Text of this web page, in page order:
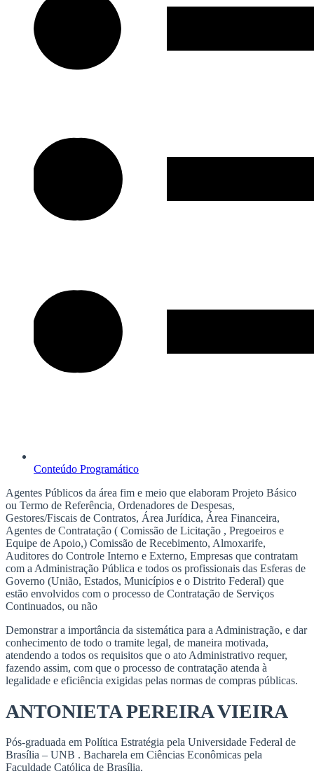
Conteúdo Programático
Agentes Públicos da área fim e meio que elaboram Projeto Básico
ou Termo de Referência, Ordenadores de Despesas,
Gestores/Fiscais de Contratos, Área Jurídica, Área Financeira,
Agentes de Contratação ( Comissão de Licitação , Pregoeiros e
Equipe de Apoio,) Comissão de Recebimento, Almoxarife,
Auditores do Controle Interno e Externo, Empresas que contratam
com a Administração Pública e todos os profissionais das Esferas de
Governo (União, Estados, Municípios e o Distrito Federal) que
estão envolvidos com o processo de Contratação de Serviços
Continuados, ou não
Demonstrar a importância da sistemática para a Administração, e dar
conhecimento de todo o tramite legal, de maneira motivada,
atendendo a todos os requisitos que o ato Administrativo requer,
fazendo assim, com que o processo de contratação atenda à
legalidade e eficiência exigidas pelas normas de compras públicas.
ANTONIETA PEREIRA VIEIRA
Pós-graduada em Política Estratégia pela Universidade Federal de
Brasília – UNB . Bacharela em Ciências Econômicas pela
Faculdade Católica de Brasília.